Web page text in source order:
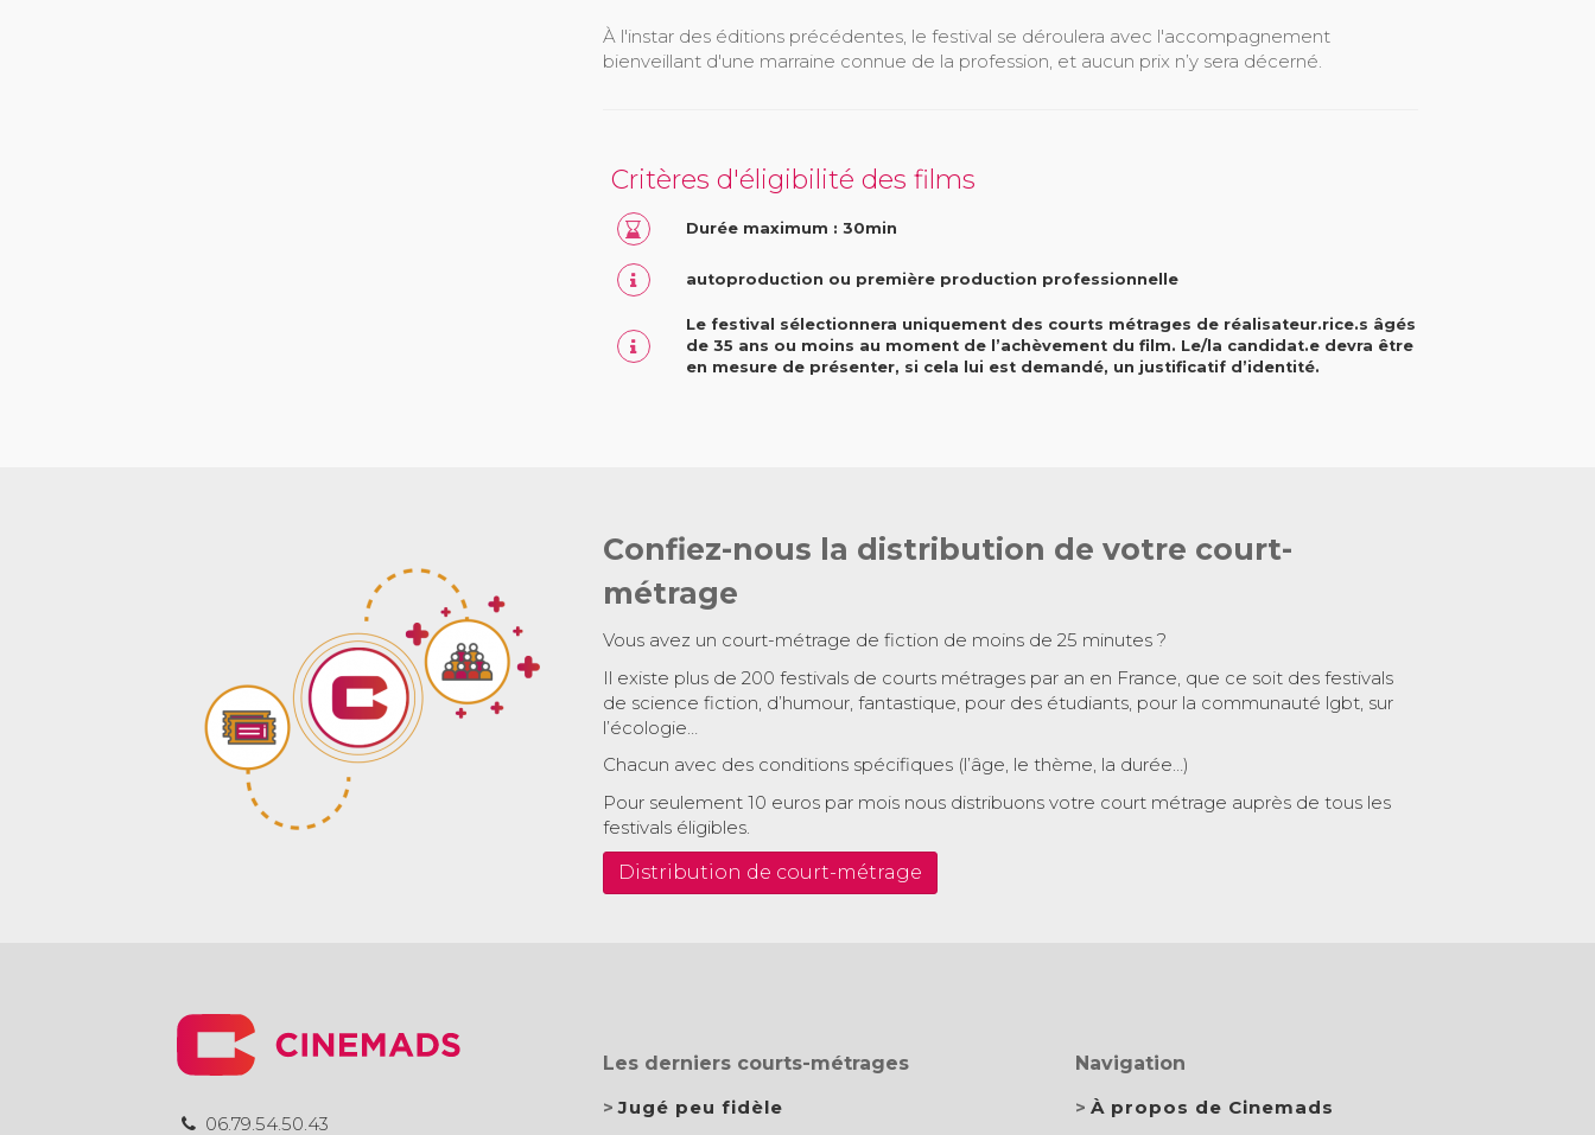
À l'instar des éditions précédentes, le festival se déroulera avec l'accompagnement
bienveillant d'une marraine connue de la profession, et aucun prix n’y sera décerné.
Critères d'éligibilité des films
Durée maximum : 30min
autoproduction ou première production professionnelle
Le festival sélectionnera uniquement des courts métrages de réalisateur.rice.s âgés
de 35 ans ou moins au moment de l’achèvement du film. Le/la candidat.e devra être
en mesure de présenter, si cela lui est demandé, un justificatif d’identité.
Confiez-nous la distribution de votre court-
métrage
Vous avez un court-métrage de fiction de moins de 25 minutes ?
Il existe plus de 200 festivals de courts métrages par an en France, que ce soit des festivals
de science fiction, d’humour, fantastique, pour des étudiants, pour la communauté lgbt, sur
l’écologie…
Chacun avec des conditions spécifiques (l’âge, le thème, la durée…)
Pour seulement 10 euros par mois nous distribuons votre court métrage auprès de tous les
festivals éligibles.
Distribution de court-métrage
06.79.54.50.43
Les derniers courts-métrages
Jugé peu fidèle
Navigation
À propos de Cinemads